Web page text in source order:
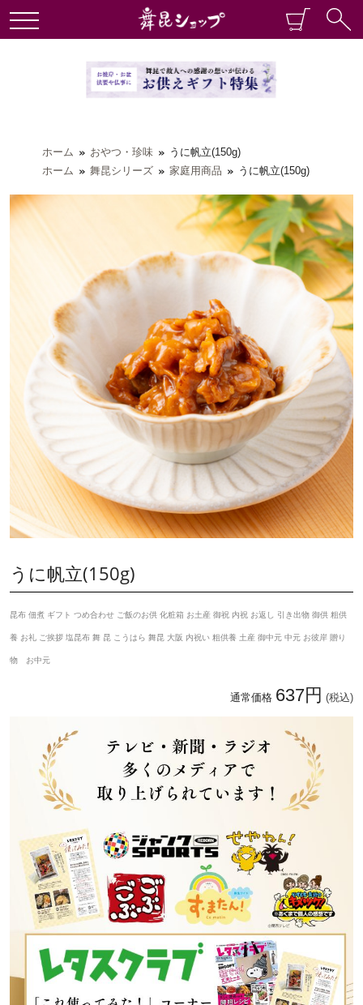
ホーム おやつ・珍味
うに帆立(150g)
ホーム
舞昆シリーズ 家庭用商品 うに帆立(150g)
うに帆立(150g)
昆布 佃煮 ギフト つめ合わせ ご飯のお供 化粧箱 お土産 御祝 内祝 お返し 引き出物 御供 粗供
養 お礼 ご挨拶 塩昆布 舞 昆 こうはら 舞昆 大阪 内祝い 粗供養 土産 御中元 中元 お彼岸 贈り
物 お中元
通常価格 637円 (税込)